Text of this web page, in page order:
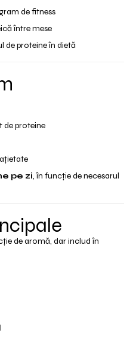
de fitness
între mese
de proteine în dietă
de proteine
pe zi, în funcție de necesarul
de aromă, dar includ în